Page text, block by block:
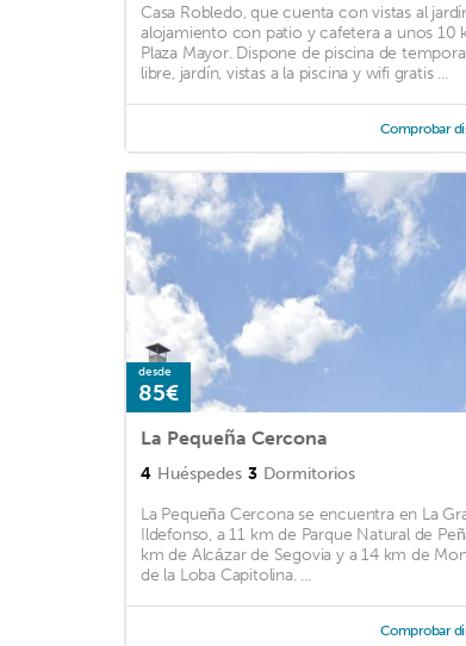
Casa Robledo, que cuenta con vistas al
alojamiento con patio y cafetera a unos 10
Plaza Mayor. Dispone de piscina de
libre, jardín, vistas a la piscina y wifi gratis ...
Comprobar
desde
85€
La Pequeña Cercona
4 Huéspedes 3 Dormitorios
La Pequeña Cercona se encuentra en La
Ildefonso, a 11 km de Parque Natural de
km de Alcázar de Segovia y a 14 km de
de la Loba Capitolina. ...
Comprobar